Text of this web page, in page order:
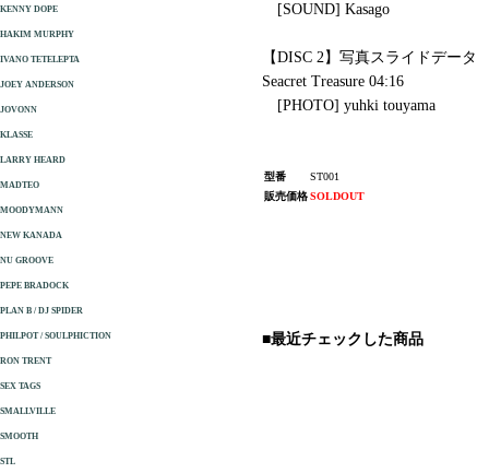
[SOUND] Kasago
【DISC 2】写真スライドデータ
Seacret Treasure 04:16
[PHOTO] yuhki touyama
型番
ST001
販売価格SOLDOUT
■最近チェックした商品
KENNY DOPE
HAKIM MURPHY
IVANO TETELEPTA
JOEY ANDERSON
JOVONN
KLASSE
LARRY HEARD
MADTEO
MOODYMANN
NEW KANADA
NU GROOVE
PEPE BRADOCK
PLAN B / DJ SPIDER
PHILPOT / SOULPHICTION
RON TRENT
SEX TAGS
SMALLVILLE
SMOOTH
STL